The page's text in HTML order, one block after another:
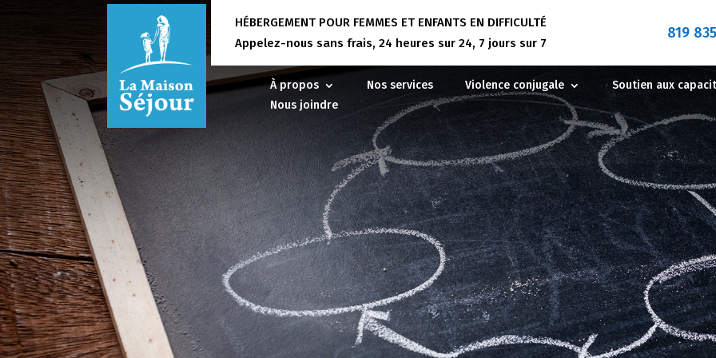
HÉBERGEMENT POUR FEMMES ET ENFANTS EN DIFFICULTÉ
Appelez-nous sans frais, 24 heures sur 24, 7 jours sur 7
819
Effacer
À propos Nos services Violence conjugale Soutien aux
Nous joindre